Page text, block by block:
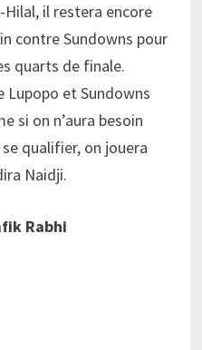
il restera encore
contre Sundowns pour
quarts de finale.
Lupopo et Sundowns
si on n’aura besoin
qualifier, on jouera
Naidji.
Rabhi